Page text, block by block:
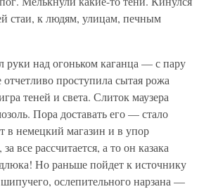
стаи, к людям, улицам, печным
руки над огоньком каганца — с пару
проступила сытая рожа
теней и света. Слиток маузера
Пора доставать его — стало
в немецкий магазин и в упор
все рассчитается, а то он казака
Но раньше пойдет к источнику
ослепительного нарзана —